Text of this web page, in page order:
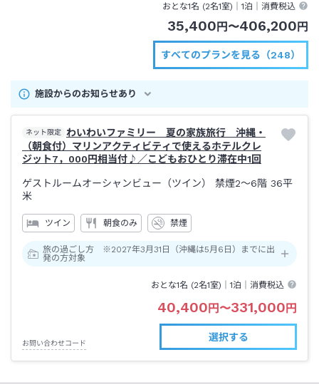
おとな1名 (2名1室)｜1泊 ｜消費税込
35,400円〜406,200円
すべてのプランを見る（248）
施設からのお知らせあり
ネット限定
わいわいファミリー 夏の家族旅行 沖縄・
（朝食付）マリンアクティビティで使えるホテルクレ
ジット7，000円相当付♪／こどもおひとり滞在中1回
ゲストルームオーシャンビュー（ツイン） 禁煙2～6階 36平
米
ツイン 朝食のみ 禁煙
旅の過ごし方 ※2027年3月31日（沖縄は5月6日）までに出
発の方対象
おとな1名 (2名1室)｜1泊 ｜消費税込
40,400 円 〜331,000 円
お問い合わせコード
選択する